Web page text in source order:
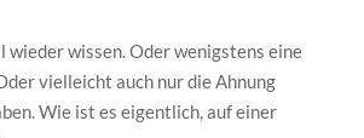
wieder wissen. Oder wenigstens eine
vielleicht auch nur die Ahnung
Wie ist es eigentlich, auf einer